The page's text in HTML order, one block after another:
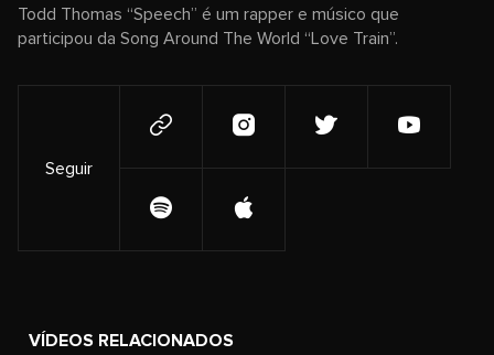
Todd Thomas “Speech” é um rapper e músico que
participou da Song Around The World “Love Train”.
Seguir
VÍDEOS RELACIONADOS